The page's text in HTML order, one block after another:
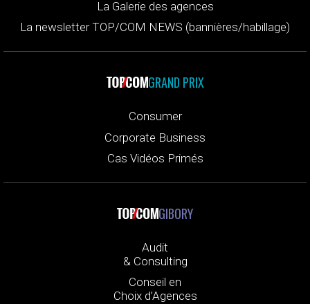
La Galerie des agences
La newsletter TOP/COM NEWS (bannières/habillage)
GRAND PRIX
Consumer
Corporate Business
Cas Vidéos Primés
GIBORY
Audit
& Consulting
Conseil en
Choix d’Agences